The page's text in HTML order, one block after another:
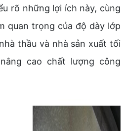
rõ những lợi ích này, cùng
quan trọng của độ dày lớp
thầu và nhà sản xuất tối
cao chất lượng công